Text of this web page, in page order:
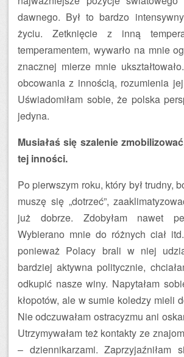
dawnego. Był to bardzo
życiu. Zetknięcie z inną
temperamentem, wywarło na mnie
znacznej mierze mnie
obcowania z innością, rozumienia
Uświadomiłam sobie, że polska
jedyna.
Musiałaś się szalenie
tej inności.
Po pierwszym roku, który był trudny,
muszę się „dotrzeć”,
już dobrze. Zdobyłam nawet
Wybierano mnie do różnych ciał
ponieważ Polacy brali w niej
bardziej aktywna politycznie,
odkupić nasze winy. Napytałam
kłopotów, ale w sumie koledzy mieli
Nie odczuwałam ostracyzmu ani
Utrzymywałam też kontakty ze
– dziennikarzami.